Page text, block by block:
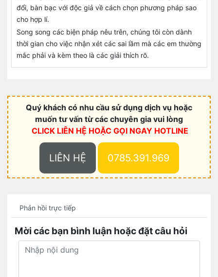
đổi, bàn bạc với độc giả về cách chọn phương pháp sao
cho hợp lí.
Song song các biện pháp nêu trên, chúng tôi còn dành
thời gian cho việc nhận xét các sai lầm mà các em thường
mắc phải và kèm theo là các giải thích rõ.
Quý khách có nhu cầu sử dụng dịch vụ hoặc
muốn tư vấn từ các chuyên gia vui lòng
CLICK LIÊN HỆ HOẶC GỌI NGAY HOTLINE
LIÊN HỆ 0785.391.969
Phản hồi trực tiếp
Mời các bạn bình luận hoặc đặt câu hỏi